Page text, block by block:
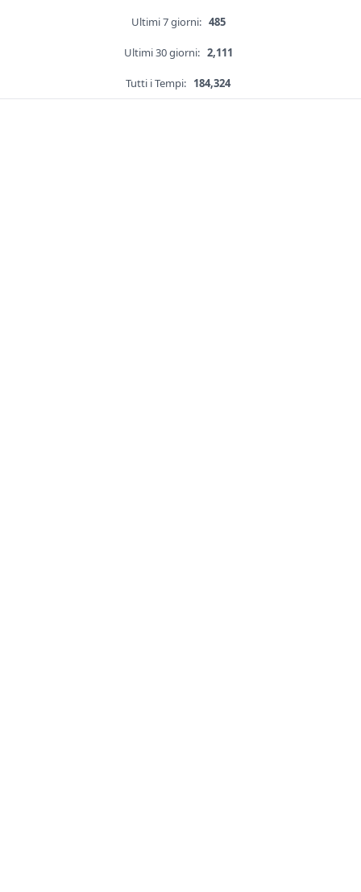
Ultimi 7 giorni: 485
Ultimi 30 giorni: 2,111
Tutti i Tempi: 184,324